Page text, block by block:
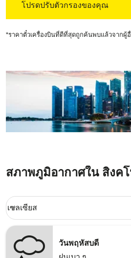
โปรดปรับตัวกรองของคุณ
*ราคาตั๋วเครื่องบินที่ดีที่สุดถูกค้นพบแล้วจากผู้
สภาพภูมิอากาศใน สิงค
Weather unit option เซลเซียส
เซลเซียส
keyboard_arrow_down
วันพฤหัสบดี